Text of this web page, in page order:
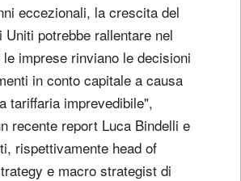
eccezionali, la crescita del
Uniti potrebbe rallentare nel
imprese rinviano le decisioni
in conto capitale a causa
tariffaria imprevedibile",
recente report Luca Bindelli e
rispettivamente head of
e macro strategist di